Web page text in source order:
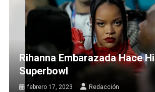
Rihanna Embarazada Hace
Superbowl
febrero 17, 2023 Redacción